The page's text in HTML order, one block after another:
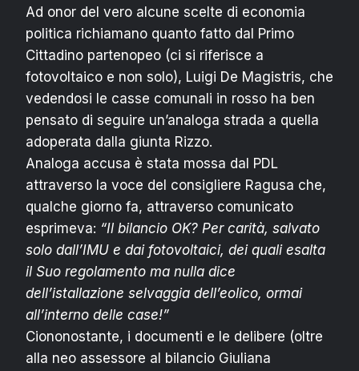
Ad onor del vero alcune scelte di economia
politica richiamano quanto fatto dal Primo
Cittadino partenopeo (ci si riferisce a
fotovoltaico e non solo), Luigi De Magistris, che
vedendosi le casse comunali in rosso ha ben
pensato di seguire un’analoga strada a quella
adoperata dalla giunta Rizzo.
Analoga accusa è stata mossa dal PDL
attraverso la voce del consigliere Ragusa che,
qualche giorno fa, attraverso comunicato
esprimeva: “Il bilancio OK? Per carità, salvato
solo dall’IMU e dai fotovoltaici, dei quali esalta
il Suo regolamento ma nulla dice
dell’istallazione selvaggia dell’eolico, ormai
all’interno delle case!”
Ciononostante, i documenti e le delibere (oltre
alla neo assessore al bilancio Giuliana